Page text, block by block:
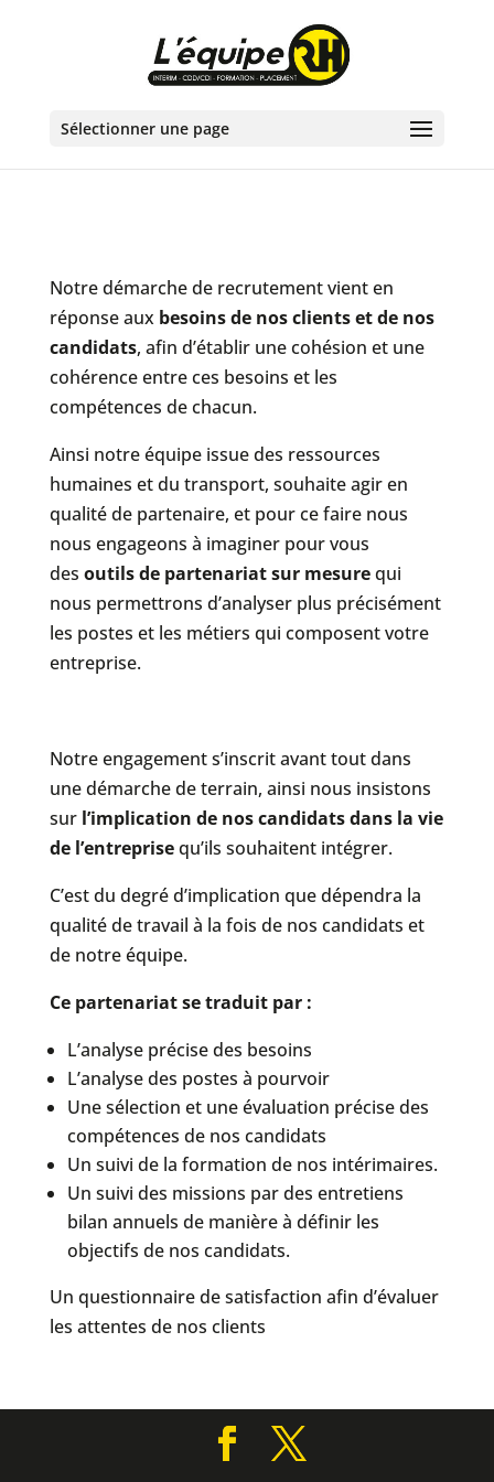
Sélectionner une page
Notre démarche de recrutement vient en
réponse aux besoins de nos clients et de nos
candidats, afin d’établir une cohésion et une
cohérence entre ces besoins et les
compétences de chacun.
Ainsi notre équipe issue des ressources
humaines et du transport, souhaite agir en
qualité de partenaire, et pour ce faire nous
nous engageons à imaginer pour vous
des outils de partenariat sur mesurequi
nous permettrons d’analyser plus précisément
les postes et les métiers qui composent votre
entreprise.
Notre engagement s’inscrit avant tout dans
une démarche de terrain, ainsi nous insistons
sur l’implication de nos candidats dans la vie
de l’entreprisequ’ils souhaitent intégrer.
C’est du degré d’implication que dépendra la
qualité de travail à la fois de nos candidats et
de notre équipe.
Ce partenariat se traduit par :
L’analyse précise des besoins
L’analyse des postes à pourvoir
Une sélection et une évaluation précise des
compétences de nos candidats
Un suivi de la formation de nos intérimaires.
Un suivi des missions par des entretiens
bilan annuels de manière à définir les
objectifs de nos candidats.
Un questionnaire de satisfaction afin d’évaluer
les attentes de nos clients